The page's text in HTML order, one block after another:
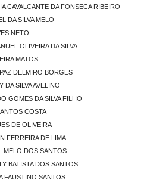
CAVALCANTE DA FONSECA RIBEIRO
DA SILVA MELO
NETO
OLIVEIRA DA SILVA
MATOS
DELMIRO BORGES
DA SILVA AVELINO
GOMES DA SILVA FILHO
COSTA
DE OLIVEIRA
FERREIRA DE LIMA
MELO DOS SANTOS
BATISTA DOS SANTOS
FAUSTINO SANTOS